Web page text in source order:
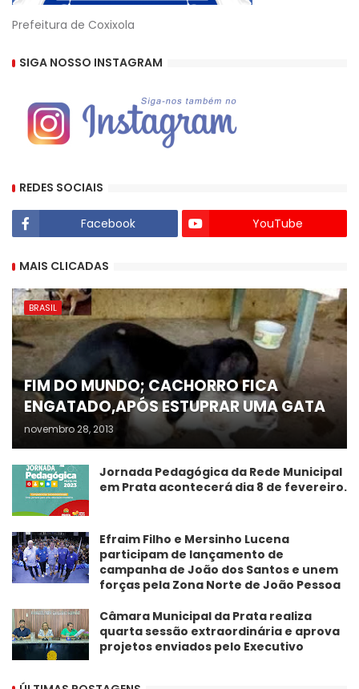
Prefeitura de Coxixola
SIGA NOSSO INSTAGRAM
REDES SOCIAIS
Facebook YouTube
MAIS CLICADAS
BRASIL
FIM DO MUNDO; CACHORRO FICA
ENGATADO,APÓS ESTUPRAR UMA GATA
novembro 28, 2013
Jornada Pedagógica da Rede Municipal
em Prata acontecerá dia 8 de fevereiro.
Efraim Filho e Mersinho Lucena
participam de lançamento de
campanha de João dos Santos e unem
forças pela Zona Norte de João Pessoa
Câmara Municipal da Prata realiza
quarta sessão extraordinária e aprova
projetos enviados pelo Executivo